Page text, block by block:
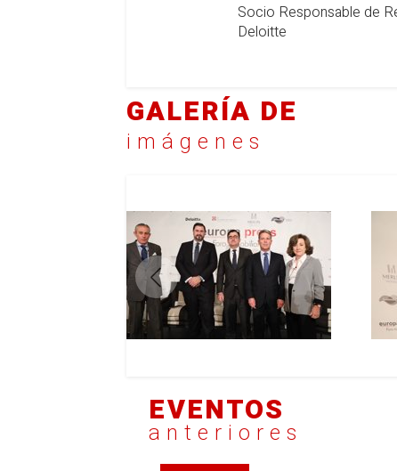
Socio Responsable de
Deloitte
GALERÍA DE
imágenes
EVENTOS
anteriores